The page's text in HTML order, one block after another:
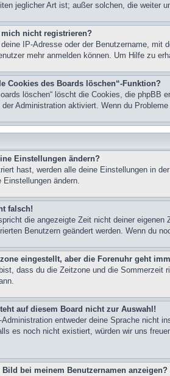
jeglicher Art ist; außer solchen, die weiter
nicht registrieren?
IP-Adresse oder der Benutzername, mit
mehr anmelden können. Um Hilfe zu
Cookies des Boards löschen“-Funktion?
löschen“ löscht die Cookies, die phpBB
Administration aktiviert. Wenn du
Einstellungen ändern?
hast, werden alle deine Einstellungen in
Einstellungen ändern.
falsch!
die angezeigte Zeit nicht deiner
Benutzern geändert werden. Wenn du
eingestellt, aber die Forenuhr geht
dass du die Zeitzone und die
auf diesem Board nicht zur Auswahl!
entweder deine Sprache nicht
es noch nicht existiert, würden wir uns
bei meinem Benutzernamen anzeigen?